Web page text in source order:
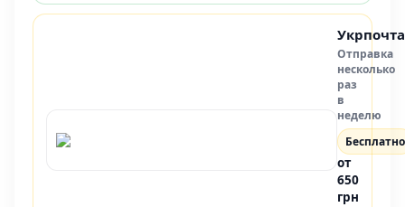
Укрпочта
Отправка
несколько
раз
в
неделю
Бесплатно
от
650
грн